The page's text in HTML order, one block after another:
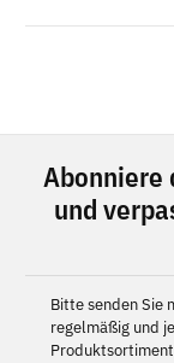
Abonniere
und
Bitte senden Sie
regelmäßig und